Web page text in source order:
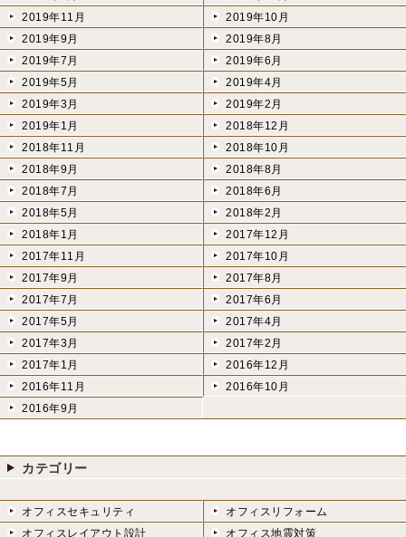
2019年11月
2019年10月
2019年9月
2019年8月
2019年7月
2019年6月
2019年5月
2019年4月
2019年3月
2019年2月
2019年1月
2018年12月
2018年11月
2018年10月
2018年9月
2018年8月
2018年7月
2018年6月
2018年5月
2018年2月
2018年1月
2017年12月
2017年11月
2017年10月
2017年9月
2017年8月
2017年7月
2017年6月
2017年5月
2017年4月
2017年3月
2017年2月
2017年1月
2016年12月
2016年11月
2016年10月
2016年9月
カテゴリー
オフィスセキュリティ
オフィスリフォーム
オフィスレイアウト設計
オフィス地震対策